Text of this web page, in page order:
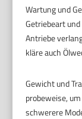
Wartung und
Getriebeart
Antriebe
kläre auch
Gewicht und
probeweise,
schwerere